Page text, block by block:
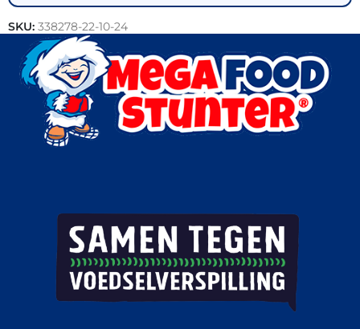
SKU: 338278-22-10-24
Categorieën:Snacks